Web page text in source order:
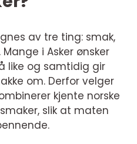
av tre ting: smak,
i Asker ønsker
like og samtidig gir
om. Derfor velger
kjente norske
slik at maten